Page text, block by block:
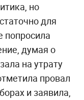
но
для
попросила
думая о
на утрату
провал
и заявила,